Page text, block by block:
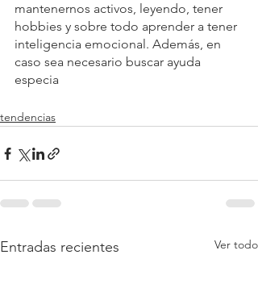
mantenernos activos, leyendo, tener
hobbies y sobre todo aprender a tener
inteligencia emocional. Además, en
caso sea necesario buscar ayuda
especia
tendencias
Entradas recientes Ver todo